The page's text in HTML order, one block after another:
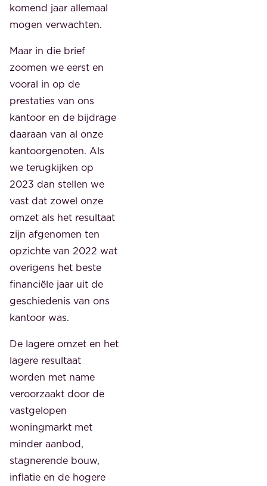
komend jaar allemaal
mogen verwachten.
Maar in die brief
zoomen we eerst en
vooral in op de
prestaties van ons
kantoor en de bijdrage
daaraan van al onze
kantoorgenoten. Als
we terugkijken op
2023 dan stellen we
vast dat zowel onze
omzet als het resultaat
zijn afgenomen ten
opzichte van 2022 wat
overigens het beste
financiële jaar uit de
geschiedenis van ons
kantoor was.
De lagere omzet en het
lagere resultaat
worden met name
veroorzaakt door de
vastgelopen
woningmarkt met
minder aanbod,
stagnerende bouw,
inflatie en de hogere